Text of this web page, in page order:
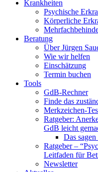
Krankheiten
Psychische
Körperliche
Beratung
Über Jürgen
Wie wir helfen
Einschätzung
Termin buchen
Tools
GdB-Rechner
Finde das
Merkzeichen-
Ratgeber:
GdB leicht
Das
Ratgeber –
Leitfaden für
Newsletter